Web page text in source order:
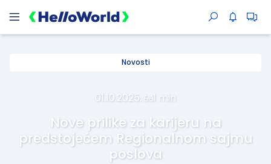
Novosti
01.10.2025. 1 min
Nove prilike za karijeru na
predstojećem Regionalnom sajmu
poslova